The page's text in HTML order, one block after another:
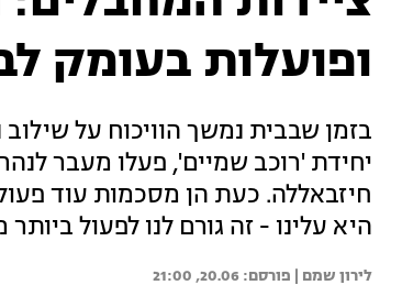
ופועלות בעומק
בזמן שבבית נמשך הוויכוח על
יחידת 'רוכב שמיים', פעלו מעבר
חיזבאללה. כעת הן מסכמות עוד
היא עלינו - זה גורם לנו לפעול
לירון שמם | 20.06, 21:00